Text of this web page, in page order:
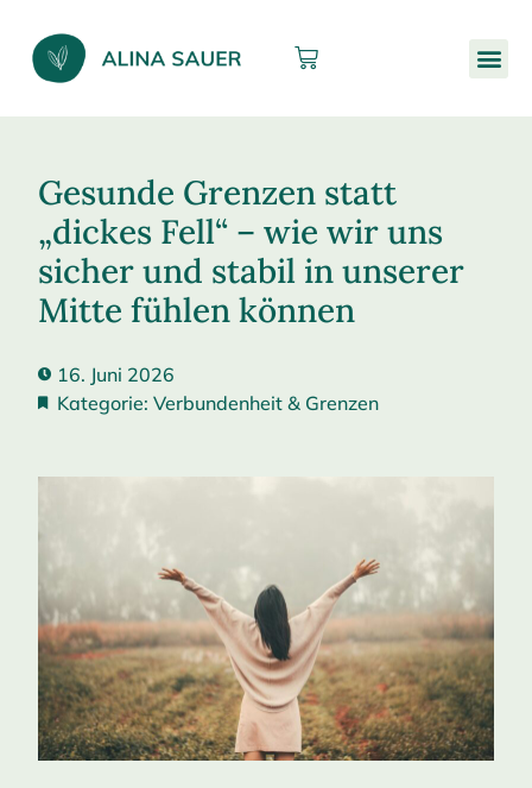
Gesunde Grenzen statt
„dickes Fell“ – wie wir uns
sicher und stabil in unserer
Mitte fühlen können
16. Juni 2026
Kategorie:Verbundenheit & Grenzen